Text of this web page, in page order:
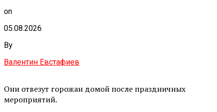
on
05.08.2026
By
Валентин Евстафиев
Они отвезут горожан домой после праздничных
мероприятий.